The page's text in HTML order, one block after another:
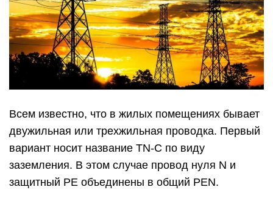
Всем известно, что в жилых помещениях бывает
двужильная или трехжильная проводка. Первый
вариант носит название TN-C по виду
заземления. В этом случае провод нуля N и
защитный PE объединены в общий PEN.